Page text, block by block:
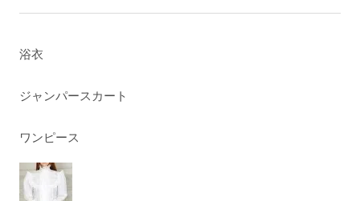
浴衣
ジャンパースカート
ワンピース